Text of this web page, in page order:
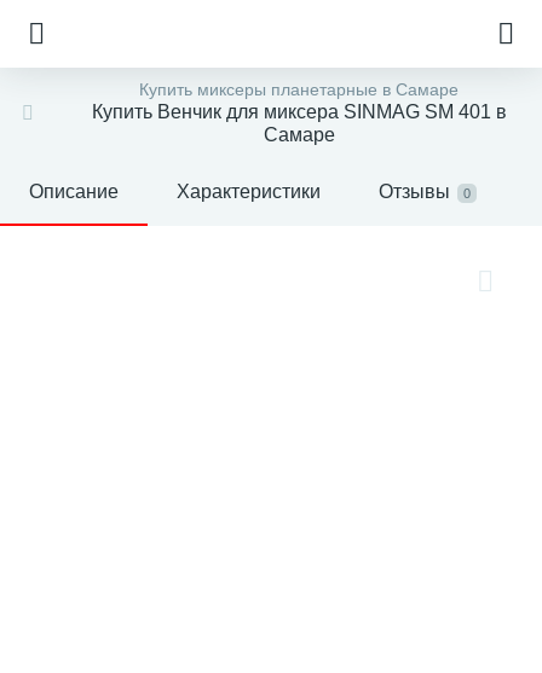
Купить миксеры планетарные в Самаре
Купить Венчик для миксера SINMAG SM 401 в
Самаре
Описание Характеристики Отзывы 0